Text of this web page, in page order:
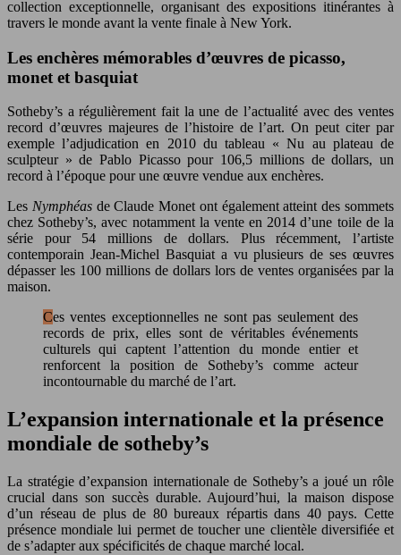
collection exceptionnelle, organisant des expositions itinérantes à
travers le monde avant la vente finale à New York.
Les enchères mémorables d’œuvres de picasso,
monet et basquiat
Sotheby’s a régulièrement fait la une de l’actualité avec des ventes
record d’œuvres majeures de l’histoire de l’art. On peut citer par
exemple l’adjudication en 2010 du tableau « Nu au plateau de
sculpteur » de Pablo Picasso pour 106,5 millions de dollars, un
record à l’époque pour une œuvre vendue aux enchères.
Les Nymphéas de Claude Monet ont également atteint des sommets
chez Sotheby’s, avec notamment la vente en 2014 d’une toile de la
série pour 54 millions de dollars. Plus récemment, l’artiste
contemporain Jean-Michel Basquiat a vu plusieurs de ses œuvres
dépasser les 100 millions de dollars lors de ventes organisées par la
maison.
Ces ventes exceptionnelles ne sont pas seulement des
records de prix, elles sont de véritables événements
culturels qui captent l’attention du monde entier et
renforcent la position de Sotheby’s comme acteur
incontournable du marché de l’art.
L’expansion internationale et la présence
mondiale de sotheby’s
La stratégie d’expansion internationale de Sotheby’s a joué un rôle
crucial dans son succès durable. Aujourd’hui, la maison dispose
d’un réseau de plus de 80 bureaux répartis dans 40 pays. Cette
présence mondiale lui permet de toucher une clientèle diversifiée et
de s’adapter aux spécificités de chaque marché local.